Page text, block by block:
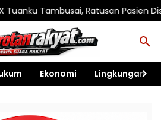
Ratusan Pasien Disiapkan Jalani
Ekonomi Lingkungan